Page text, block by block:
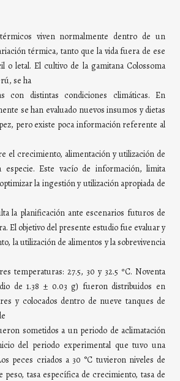
viven normalmente dentro de un
térmica, tanto que la vida fuera de ese
o letal. El cultivo de la gamitana Colossoma
se ha
con distintas condiciones climáticas. En
se han evaluado nuevos insumos y dietas
pero existe poca información referente al
el crecimiento, alimentación y utilización de
especie. Este vacío de información, limita
la ingestión y utilización apropiada de
la planificación ante escenarios futuros de
El objetivo del presente estudio fue evaluar y
la utilización de alimentos y la sobrevivencia
temperaturas: 27.5, 30 y 32.5 ºC. Noventa
de 1.38 ± 0.03 g) fueron distribuidos en
y colocados dentro de nueve tanques de
sometidos a un periodo de aclimatación
del periodo experimental que tuvo una
peces criados a 30 °C tuvieron niveles de
peso, tasa específica de crecimiento, tasa de